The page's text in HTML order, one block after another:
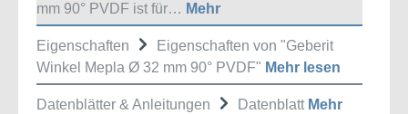
mm 90° PVDF ist für… Mehr
Eigenschaften
Eigenschaften von "Geberit
Winkel Mepla Ø 32 mm 90° PVDF" Mehr lesen
Datenblätter & Anleitungen Datenblatt Mehr